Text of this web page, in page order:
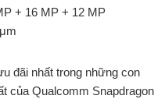
+ 16 MP + 12 MP
đãi nhất trong những con
của Qualcomm Snapdragon